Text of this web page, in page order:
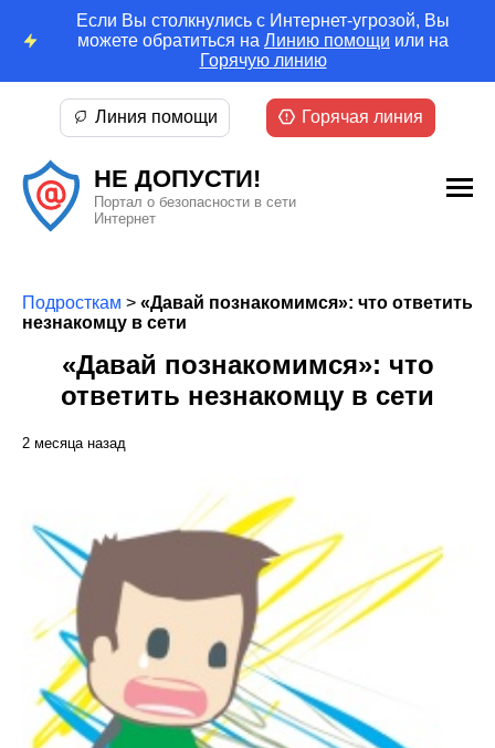
Если Вы столкнулись с Интернет-угрозой, Вы
можете обратиться на Линию помощи или на
Горячую линию
НЕ ДОПУСТИ!
Портал о безопасности в сети
Интернет
Линия помощи Горячая линия
Подросткам > «Давай познакомимся»: что ответить
незнакомцу в сети
«Давай познакомимся»: что
ответить незнакомцу в сети
2 месяца назад